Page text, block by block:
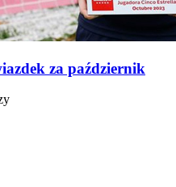
za październik